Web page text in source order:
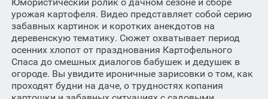
урожая картофеля. Видео представляет собой серию
забавных картинок и коротких анекдотов на
деревенскую тематику. Сюжет охватывает период
осенних хлопот от празднования Картофельного
Спаса до смешных диалогов бабушек и дедушек в
огороде. Вы увидите ироничные зарисовки о том, как
проходят будни на даче, о трудностях копания